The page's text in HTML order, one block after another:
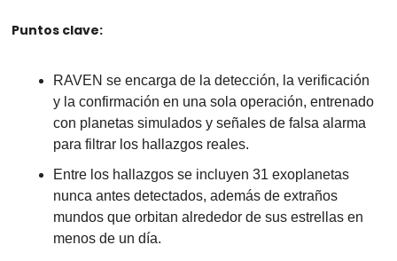
Puntos clave:
RAVEN se encarga de la detección, la verificación
y la confirmación en una sola operación, entrenado
con planetas simulados y señales de falsa alarma
para filtrar los hallazgos reales.
Entre los hallazgos se incluyen 31 exoplanetas
nunca antes detectados, además de extraños
mundos que orbitan alrededor de sus estrellas en
menos de un día.